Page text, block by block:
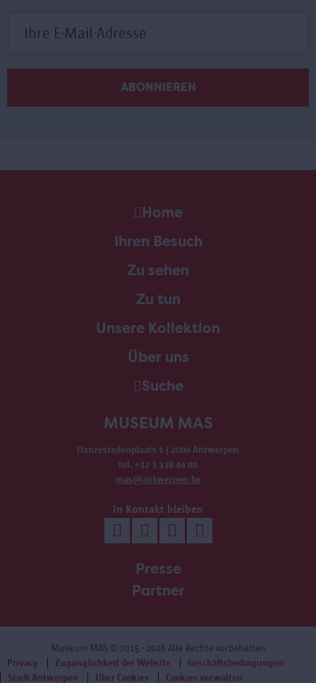
Home
Ihren Besuch
Zu sehen
Zu tun
Unsere Kollektion
Über uns
Suche
MUSEUM MAS
Hanzestedenplaats 1 | 2000 Antwerpen
tel. +32 3 338 44 00
mas@antwerpen.be
In Kontakt bleiben
Presse
Partner
Museum MAS © 2015 - 2026 Alle Rechte vorbehalten
Privacy
Zugänglichkeit der Website
Geschäftsbedingungen
Stadt Antwerpen
Über Cookies Cookies verwalten